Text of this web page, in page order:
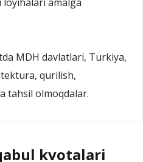
MDH davlatlari, Turkiya,
qurilish,
tahsil olmoqdalar.
kvotalari